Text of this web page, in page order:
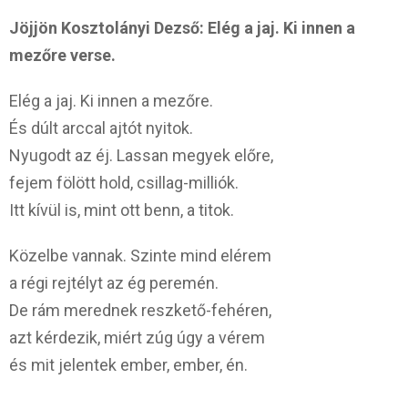
Jöjjön Kosztolányi Dezső: Elég a jaj. Ki innen a
mezőre verse.
Elég a jaj. Ki innen a mezőre.
És dúlt arccal ajtót nyitok.
Nyugodt az éj. Lassan megyek előre,
fejem fölött hold, csillag-milliók.
Itt kívül is, mint ott benn, a titok.
Közelbe vannak. Szinte mind elérem
a régi rejtélyt az ég peremén.
De rám merednek reszkető-fehéren,
azt kérdezik, miért zúg úgy a vérem
és mit jelentek ember, ember, én.